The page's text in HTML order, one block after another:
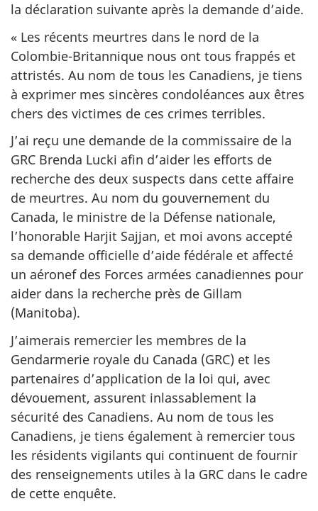
la déclaration suivante après la demande d’aide.
« Les récents meurtres dans le nord de la
Colombie-Britannique nous ont tous frappés et
attristés. Au nom de tous les Canadiens, je tiens
à exprimer mes sincères condoléances aux êtres
chers des victimes de ces crimes terribles.
J’ai reçu une demande de la commissaire de la
GRC Brenda Lucki afin d’aider les efforts de
recherche des deux suspects dans cette affaire
de meurtres. Au nom du gouvernement du
Canada, le ministre de la Défense nationale,
l’honorable Harjit Sajjan, et moi avons accepté
sa demande officielle d’aide fédérale et affecté
un aéronef des Forces armées canadiennes pour
aider dans la recherche près de Gillam
(Manitoba).
J’aimerais remercier les membres de la
Gendarmerie royale du Canada (GRC) et les
partenaires d’application de la loi qui, avec
dévouement, assurent inlassablement la
sécurité des Canadiens. Au nom de tous les
Canadiens, je tiens également à remercier tous
les résidents vigilants qui continuent de fournir
des renseignements utiles à la GRC dans le cadre
de cette enquête.